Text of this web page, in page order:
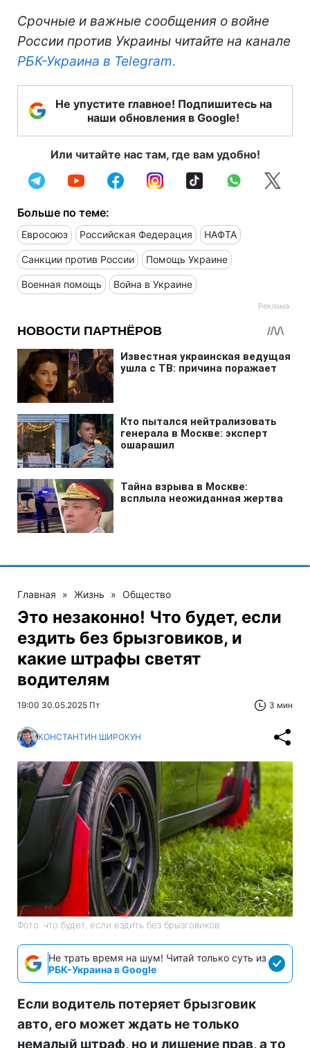
Срочные и важные сообщения о войне
России против Украины читайте на канале
РБК-Украина в Telegram.
Не упустите главное! Подпишитесь на
наши обновления в Google!
Или читайте нас там, где вам удобно!
Больше по теме:
Евросоюз Российская Федерация НАФТА
Санкции против России Помощь Украине
Военная помощь Война в Украине
Главная » Жизнь » Общество
Это незаконно! Что будет, если
ездить без брызговиков, и
какие штрафы светят
водителям
19:00 30.05.2025 Пт 3 мин
КОНСТАНТИН ШИРОКУН
Фото: что будет, если ездить без брызговиков
Не трать время на шум! Читай только суть из
РБК-Украина в Google
Если водитель потеряет брызговик
авто, его может ждать не только
немалый штраф, но и лишение прав, а то